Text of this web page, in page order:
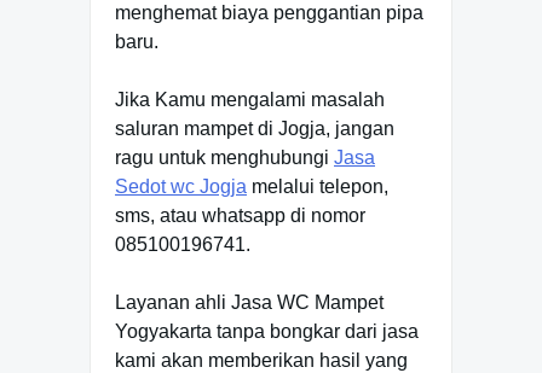
menghemat biaya penggantian pipa
baru.
Jika Kamu mengalami masalah
saluran mampet di Jogja, jangan
ragu untuk menghubungi Jasa
Sedot wc Jogja melalui telepon,
sms, atau whatsapp di nomor
085100196741.
Layanan ahli Jasa WC Mampet
Yogyakarta tanpa bongkar dari jasa
kami akan memberikan hasil yang